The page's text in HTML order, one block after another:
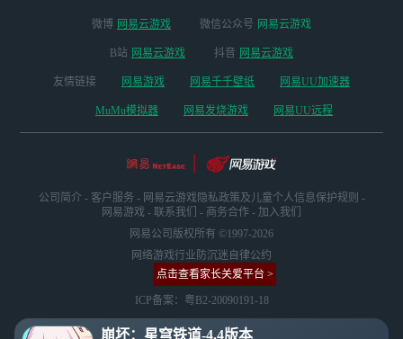
崩坏：星穹铁道-4.4版本
微博 网易云游戏 微信公众号 网易云游戏
B站 网易云游戏 抖音 网易云游戏
友情链接 网易游戏 网易千千壁纸 网易UU加速器
MuMu模拟器 网易发烧游戏 网易UU远程
公司简介 - 客户服务 - 网易云游戏隐私政策及儿童个人信息保护规则 -
网易游戏 - 联系我们 - 商务合作 - 加入我们
网易公司版权所有 ©1997-2026
网络游戏行业防沉迷自律公约
点击查看家长关爱平台 >
ICP备案：粤B2-20090191-18